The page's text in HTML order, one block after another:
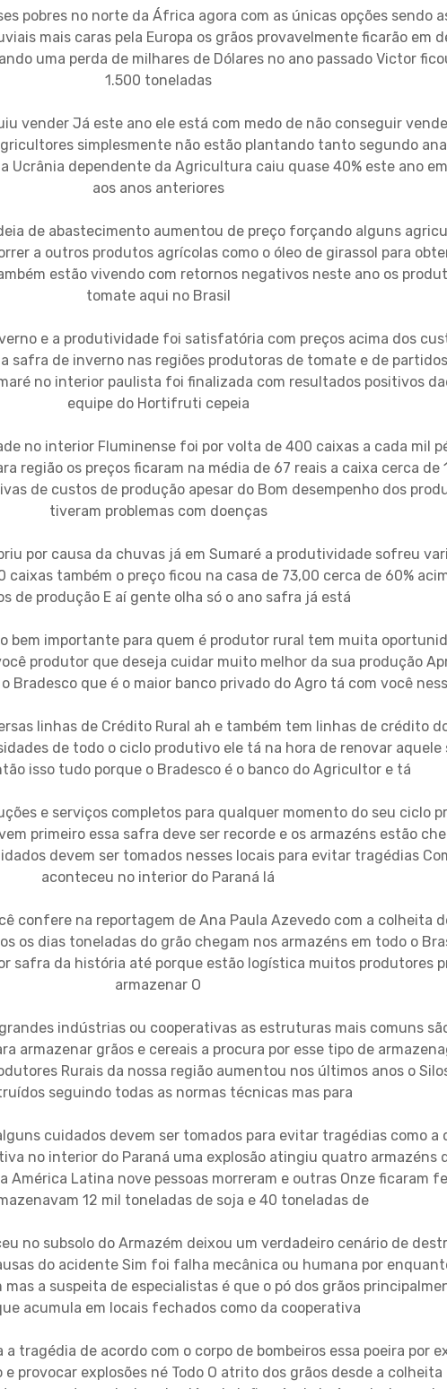
pobres no norte da África agora com as únicas opções sendo
mais caras pela Europa os grãos provavelmente ficarão em
uma perda de milhares de Dólares no ano passado Victor
1.500 toneladas
vender Já este ano ele está com medo de não conseguir
simplesmente não estão plantando tanto segundo
Ucrânia dependente da Agricultura caiu quase 40% este ano
aos anos anteriores
de abastecimento aumentou de preço forçando alguns
a outros produtos agrícolas como o óleo de girassol para
estão vivendo com retornos negativos neste ano os
tomate aqui no Brasil
e a produtividade foi satisfatória com preços acima dos
safra de inverno nas regiões produtoras de tomate e de
no interior paulista foi finalizada com resultados positivos
equipe do Hortifruti cepeia
no interior Fluminense foi por volta de 400 caixas a cada mil
região os preços ficaram na média de 67 reais a caixa cerca de
de custos de produção apesar do Bom desempenho dos
tiveram problemas com doenças
por causa da chuvas já em Sumaré a produtividade sofreu
caixas também o preço ficou na casa de 73,00 cerca de 60%
de produção E aí gente olha só o ano safra já está
bem importante para quem é produtor rural tem muita
produtor que deseja cuidar muito melhor da sua produção
Bradesco que é o maior banco privado do Agro tá com você
linhas de Crédito Rural ah e também tem linhas de crédito
de todo o ciclo produtivo ele tá na hora de renovar aquele
isso tudo porque o Bradesco é o banco do Agricultor e tá
e serviços completos para qualquer momento do seu ciclo
primeiro essa safra deve ser recorde e os armazéns estão
devem ser tomados nesses locais para evitar tragédias
aconteceu no interior do Paraná lá
confere na reportagem de Ana Paula Azevedo com a colheita
os dias toneladas do grão chegam nos armazéns em todo o
safra da história até porque estão logística muitos produtores
armazenar O
indústrias ou cooperativas as estruturas mais comuns
armazenar grãos e cereais a procura por esse tipo de
Rurais da nossa região aumentou nos últimos anos o
seguindo todas as normas técnicas mas para
cuidados devem ser tomados para evitar tragédias como a
no interior do Paraná uma explosão atingiu quatro armazéns
América Latina nove pessoas morreram e outras Onze ficaram
12 mil toneladas de soja e 40 toneladas de
no subsolo do Armazém deixou um verdadeiro cenário de
do acidente Sim foi falha mecânica ou humana por
a suspeita de especialistas é que o pó dos grãos
acumula em locais fechados como da cooperativa
tragédia de acordo com o corpo de bombeiros essa poeira por
provocar explosões né Todo O atrito dos grãos desde a colheita